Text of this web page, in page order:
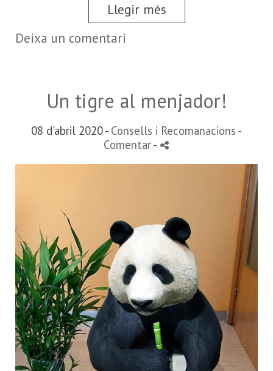
Llegir més
Deixa un comentari
Un tigre al menjador!
08 d'abril 2020 - Consells i Recomanacions -
Comentar-